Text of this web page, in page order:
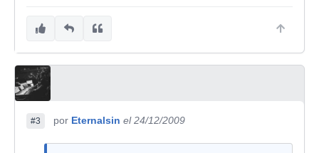
#3 por Eternalsin el 24/12/2009